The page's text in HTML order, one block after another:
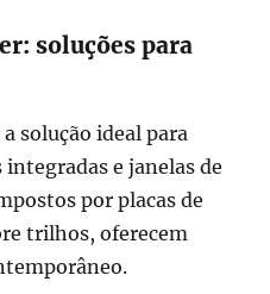
soluções para
solução ideal para
e janelas de
por placas de
trilhos, oferecem